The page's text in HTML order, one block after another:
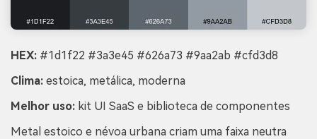
HEX: #1d1f22 #3a3e45 #626a73 #9aa2ab #cfd3d8
Clima: estoica, metálica, moderna
Melhor uso: kit UI SaaS e biblioteca de componentes
Metal estoico e névoa urbana criam uma faixa neutra